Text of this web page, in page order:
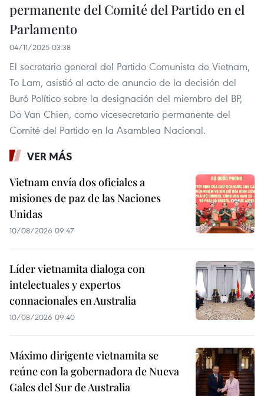
permanente del Comité del Partido en el
Parlamento
04/11/2025 03:38
El secretario general del Partido Comunista de Vietnam,
To Lam, asistió al acto de anuncio de la decisión del
Buró Político sobre la designación del miembro del BP,
Do Van Chien, como vicesecretario permanente del
Comité del Partido en la Asamblea Nacional.
VER MÁS
Vietnam envía dos oficiales a
misiones de paz de las Naciones
Unidas
10/08/2026 09:47
Líder vietnamita dialoga con
intelectuales y expertos
connacionales en Australia
10/08/2026 09:40
Máximo dirigente vietnamita se
reúne con la gobernadora de Nueva
Gales del Sur de Australia